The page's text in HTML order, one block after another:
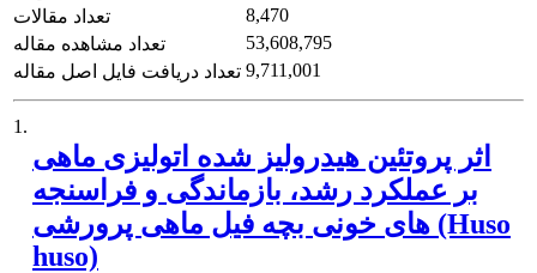
تعداد مقالات
8,470
تعداد مشاهده مقاله
53,608,795
تعداد دریافت فایل اصل مقاله 9,711,001
1.
اثر پروتئین هیدرولیز شده اتولیزی ماهی
بر عملکرد رشد، بازماندگی و فراسنجه
های خونی بچه فیل ماهی پرورشی (Huso
huso)